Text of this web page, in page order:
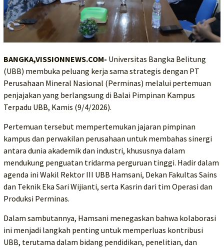
BANGKA,VISSIONNEWS.COM- Universitas Bangka Belitung
(UBB) membuka peluang kerja sama strategis dengan PT
Perusahaan Mineral Nasional (Perminas) melalui pertemuan
penjajakan yang berlangsung di Balai Pimpinan Kampus
Terpadu UBB, Kamis (9/4/2026).
Pertemuan tersebut mempertemukan jajaran pimpinan
kampus dan perwakilan perusahaan untuk membahas sinergi
antara dunia akademik dan industri, khususnya dalam
mendukung penguatan tridarma perguruan tinggi. Hadir dalam
agenda ini Wakil Rektor III UBB Hamsani, Dekan Fakultas Sains
dan Teknik Eka Sari Wijianti, serta Kasrin dari tim Operasi dan
Produksi Perminas.
Dalam sambutannya, Hamsani menegaskan bahwa kolaborasi
ini menjadi langkah penting untuk memperluas kontribusi
UBB, terutama dalam bidang pendidikan, penelitian, dan